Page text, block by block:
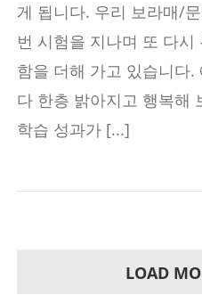
잘
하
고
싶
은
학
생
을
언
게 됩니다. 우리 보라매/
번 시험을 지나며 또 다
함을 더해 가고 있습니다
다 한층 밝아지고 행복해
학습 성과가 [...]
LOAD